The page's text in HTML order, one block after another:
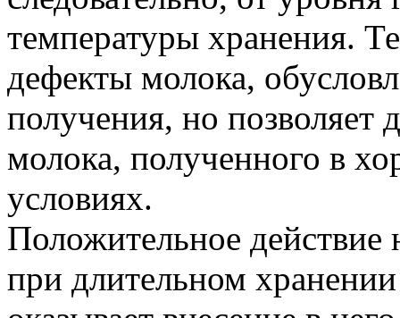
температуры хранения.
дефекты молока,
получения, но позволяет
молока, полученного в
условиях.
Положительное действие
при длительном